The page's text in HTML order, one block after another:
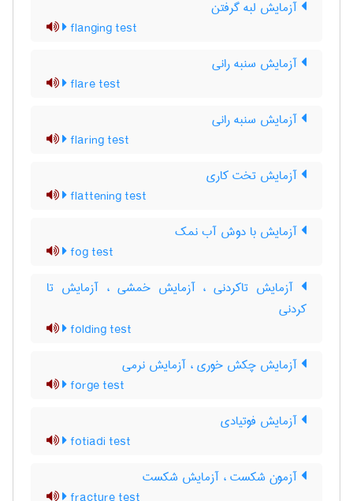
آزمایش لبه گرفتن
flanging test
آزمایش سنبه رانی
flare test
آزمایش سنبه رانی
flaring test
آزمایش تخت کاری
flattening test
آزمایش با دوش آب نمک
fog test
آزمایش تاکردنی ، آزمایش خمشی ، آزمایش تا
کردنی
folding test
آزمایش چکش خوری ، آزمایش نرمی
forge test
آزمایش فوتیادی
fotiadi test
آزمون شکست ، آزمایش شکست